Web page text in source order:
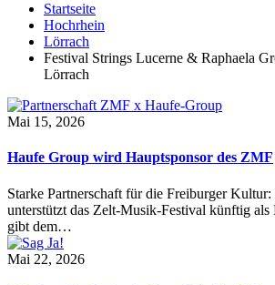
Startseite
Hochrhein
Lörrach
Festival Strings Lucerne & Raphaela
Lörrach
Mai 15, 2026
Haufe Group wird Hauptsponsor des ZMF
Starke Partnerschaft für die Freiburger
unterstützt das Zelt-Musik-Festival künftig als
gibt dem…
Mai 22, 2026